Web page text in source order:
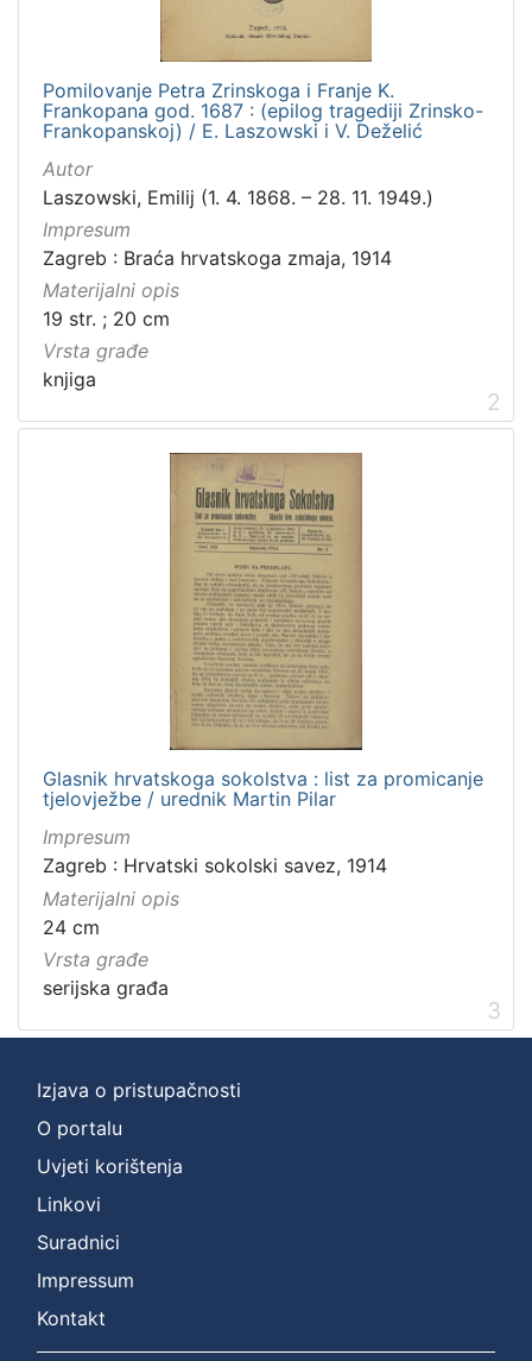
Pomilovanje Petra Zrinskoga i Franje K.
Frankopana god. 1687 : (epilog tragediji Zrinsko-
Frankopanskoj) / E. Laszowski i V. Deželić
Autor
Laszowski, Emilij (1. 4. 1868. – 28. 11. 1949.)
Impresum
Zagreb : Braća hrvatskoga zmaja, 1914
Materijalni opis
19 str. ; 20 cm
Vrsta građe
knjiga
2
Glasnik hrvatskoga sokolstva : list za promicanje
tjelovježbe / urednik Martin Pilar
Impresum
Zagreb : Hrvatski sokolski savez, 1914
Materijalni opis
24 cm
Vrsta građe
serijska građa
3
Izjava o pristupačnosti
O portalu
Uvjeti korištenja
Linkovi
Suradnici
Impressum
Kontakt